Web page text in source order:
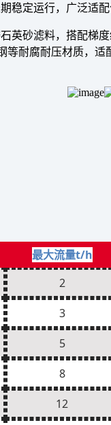
定运行，广泛适
英砂滤料，搭配梯
耐腐耐压材质，
最大流量t/h
2
3
5
8
12